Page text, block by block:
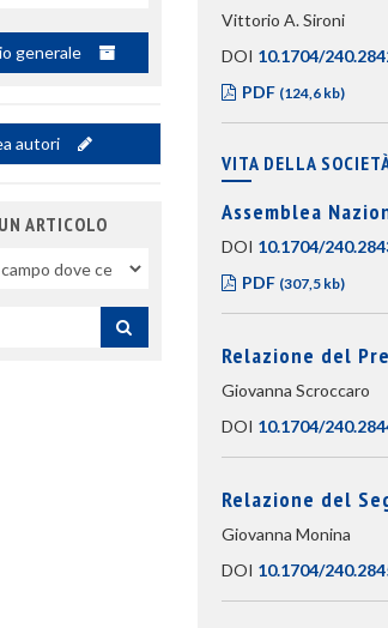
Vittorio A. Sironi
DOI 10.1704/
PDF (124,6 kb)
VITA DELLA
Assemblea
DOI 10.1704/
PDF (307,5 kb)
Relazione del
Giovanna Scroccaro
DOI 10.1704/
Relazione del
Giovanna Monina
DOI 10.1704/
generale
autori
ARTICOLO